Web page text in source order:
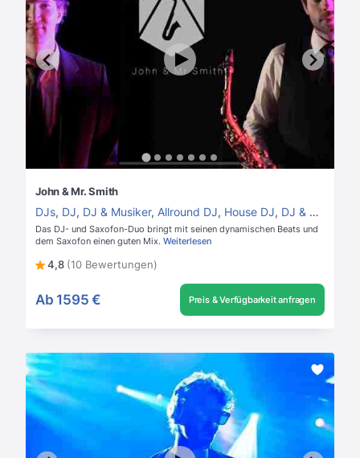
John & Mr. Smith
DJs, DJ, DJ & Musiker, Allround DJ, House DJ, DJ & Saxofon
Das DJ- und Saxofon-Duo bringt mit seinen dynamischen Beats und
dem Saxofon einen guten Mix. Weiterlesen
4,8 (10 Bewertungen)
Ab 1595 € Preis & Verfügbarkeit anfragen